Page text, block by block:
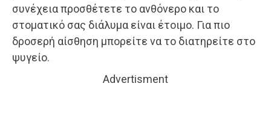
συνέχεια προσθέτετε το ανθόνερο και το
στοματικό σας διάλυμα είναι έτοιμο. Για πιο
δροσερή αίσθηση μπορείτε να το διατηρείτε στο
ψυγείο.
Advertisment